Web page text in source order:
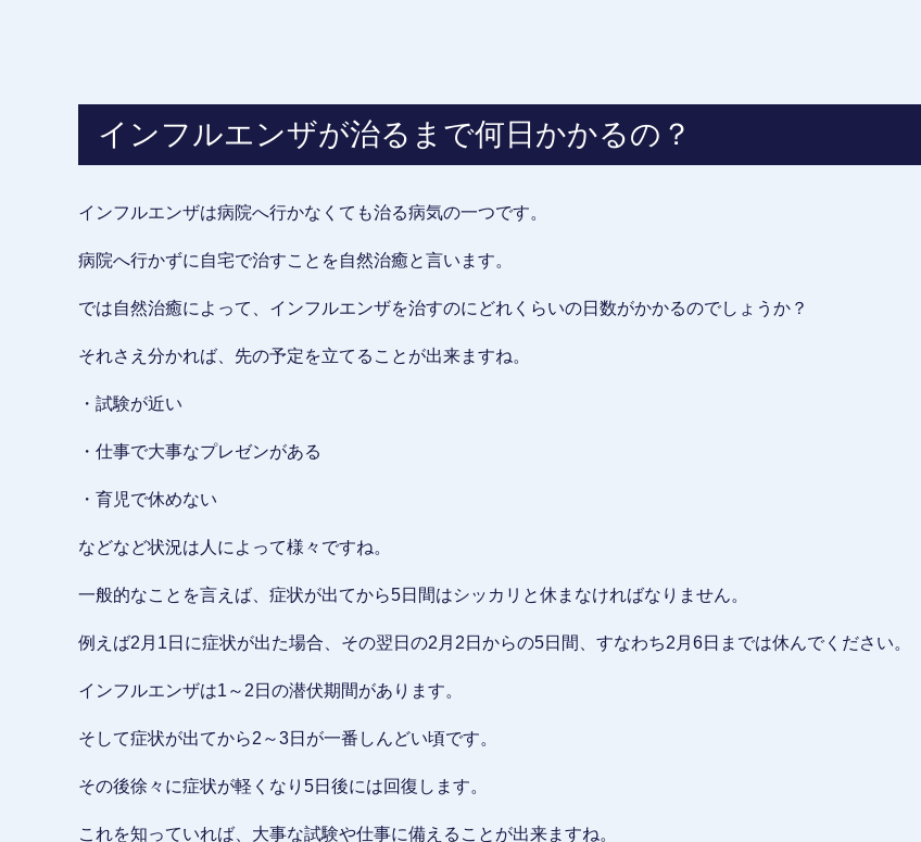
インフルエンザが治るまで何日かかるの？
インフルエンザは病院へ行かなくても治る病気の一つです。
病院へ行かずに自宅で治すことを自然治癒と言います。
では自然治癒によって、インフルエンザを治すのにどれくらいの日数がかかるのでしょうか？
それさえ分かれば、先の予定を立てることが出来ますね。
・試験が近い
・仕事で大事なプレゼンがある
・育児で休めない
などなど状況は人によって様々ですね。
一般的なことを言えば、症状が出てから5日間はシッカリと休まなければなりません。
例えば2月1日に症状が出た場合、その翌日の2月2日からの5日間、すなわち2月6日までは休んでください。
インフルエンザは1～2日の潜伏期間があります。
そして症状が出てから2～3日が一番しんどい頃です。
その後徐々に症状が軽くなり5日後には回復します。
これを知っていれば、大事な試験や仕事に備えることが出来ますね。